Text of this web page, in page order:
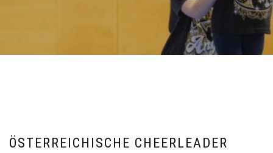
ÖSTERREICHISCHE CHEERLEADER